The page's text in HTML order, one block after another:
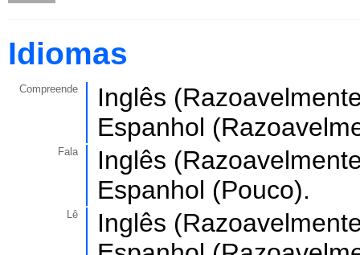
Idiomas
Compreende
Inglês
Espanhol
Fala
Inglês
Espanhol (Pouco).
Lê
Inglês